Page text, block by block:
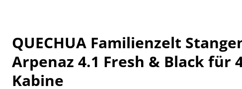
QUECHUA Familienzelt
Arpenaz 4.1 Fresh & Black für
Kabine